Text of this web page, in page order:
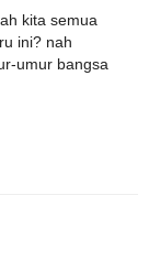
kita semua
ini? nah
umur bangsa